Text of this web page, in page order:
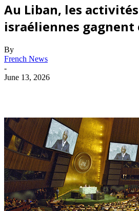
Au Liban, les
israéliennes
By
French News
-
June 13, 2026